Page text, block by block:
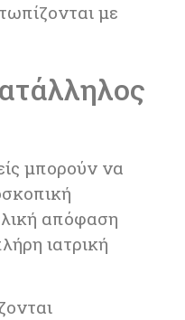
με
μπορούν να
απόφαση
ιατρική